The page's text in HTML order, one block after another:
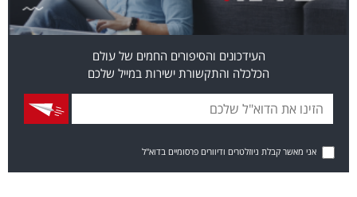
העידכונים והסיפורים החמים של עולם
הכלכלה והתקשורת ישירות במייל שלכם
אני מאשר קבלת ניוזלטרים ודיוורים פרסומיים בדוא"ל